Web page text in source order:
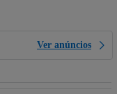
Ver anúncios